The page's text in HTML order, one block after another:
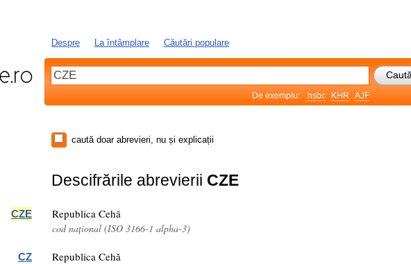
Despre La întâmplare Căutări populare
De exemplu: .hsbc KHR AJF
caută doar abrevieri, nu și explicații
Descifrările abrevierii CZE
CZE Republica Cehă
cod național (ISO 3166-1 alpha-3)
CZ Republica Cehă